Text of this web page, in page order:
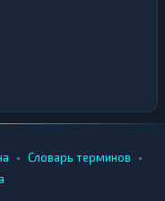
• Словарь терминов •